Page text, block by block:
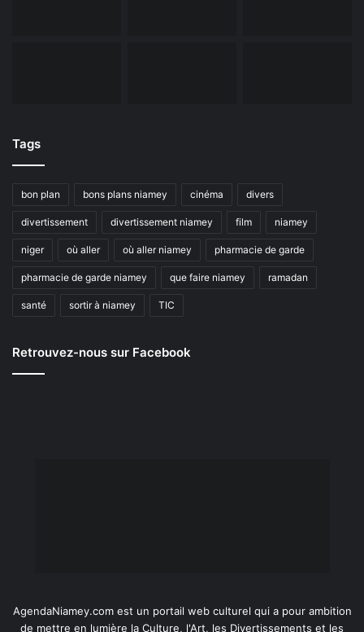
Tags
bon plan bons plans niamey cinéma divers
divertissement divertissement niamey film niamey
niger où aller où aller niamey pharmacie de garde
pharmacie de garde niamey que faire niamey ramadan
santé sortir à niamey TIC
Retrouvez-nous sur Facebook
AgendaNiamey.com est un portail web culturel qui a pour ambition
de mettre en lumière la Culture, l'Art, les Divertissements et les